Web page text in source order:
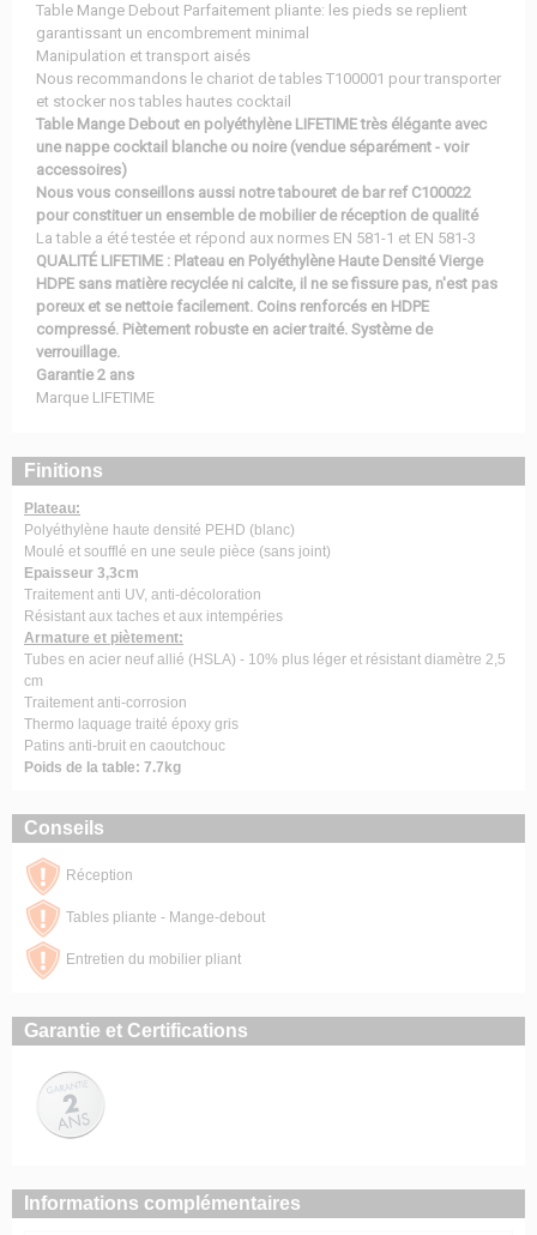
Table Mange Debout Parfaitement pliante: les pieds se replient
garantissant un encombrement minimal
Manipulation et transport aisés
Nous recommandons le chariot de tables T100001 pour transporter
et stocker nos tables hautes cocktail
Table Mange Debout en polyéthylène LIFETIME très élégante avec
une nappe cocktail blanche ou noire (vendue séparément - voir
accessoires)
Nous vous conseillons aussi notre tabouret de bar ref C100022
pour constituer un ensemble de mobilier de réception de qualité
La table a été testée et répond aux normes EN 581-1 et EN 581-3
QUALITÉ LIFETIME : Plateau en Polyéthylène Haute Densité Vierge
HDPE sans matière recyclée ni calcite, il ne se fissure pas, n'est pas
poreux et se nettoie facilement. Coins renforcés en HDPE
compressé. Piètement robuste en acier traité. Système de
verrouillage.
Garantie 2 ans
Marque LIFETIME
Finitions
Plateau:
Polyéthylène haute densité PEHD (blanc)
Moulé et soufflé en une seule pièce (sans joint)
Epaisseur 3,3cm
Traitement anti UV, anti-décoloration
Résistant aux taches et aux intempéries
Armature et piètement:
Tubes en acier neuf allié (HSLA) - 10% plus léger et résistant diamètre 2,5
cm
Traitement anti-corrosion
Thermo laquage traité époxy gris
Patins anti-bruit en caoutchouc
Poids de la table: 7.7kg
Conseils
Réception
Tables pliante - Mange-debout
Entretien du mobilier pliant
Garantie et Certifications
Informations complémentaires